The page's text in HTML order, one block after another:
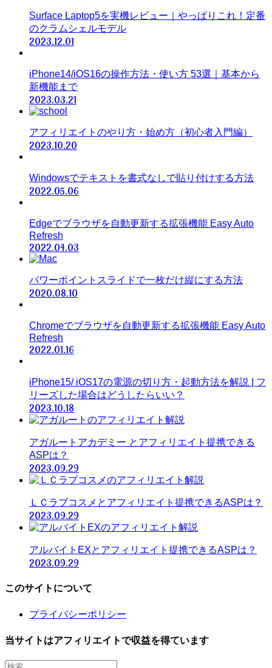
Surface Laptop5を実機レビュー｜やっぱりこれ！定番
のクラムシェルモデル
2023.12.01
iPhone14/iOS16の操作方法・使い方 53選｜基本から
新機能まで
2023.03.21
アフィリエイトのやり方・始め方（初心者入門編）
2023.10.20
Windowsでテキストを書式なしで貼り付けする方法
2022.05.06
Edgeでブラウザを自動更新する拡張機能 Easy Auto
Refresh
2022.04.03
パワーポイントスライドで一枚だけ縦にする方法
2020.08.10
Chromeでブラウザを自動更新する拡張機能 Easy Auto
Refresh
2022.01.16
iPhone15/ iOS17の電源の切り方・起動方法を解説 | フ
リーズした場合はどうしたらいい？
2023.10.18
アガルートアカデミー とアフィリエイト提携できる
ASPは？
2023.09.29
ＬＣラブコスメとアフィリエイト提携できるASPは？
2023.09.29
アルバイトEXとアフィリエイト提携できるASPは？
2023.09.29
このサイトについて
プライバシーポリシー
当サイトはアフィリエイトで収益を得ています
検